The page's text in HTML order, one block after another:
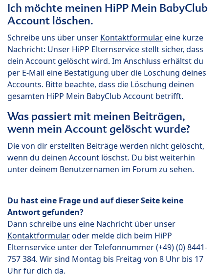
Ich möchte meinen HiPP Mein BabyClub
Account löschen.
Schreibe uns über unser Kontaktformulareine kurze
Nachricht: Unser HiPP Elternservice stellt sicher, dass
dein Account gelöscht wird. Im Anschluss erhältst du
per E-Mail eine Bestätigung über die Löschung deines
Accounts. Bitte beachte, dass die Löschung deinen
gesamten HiPP Mein BabyClub Account betrifft.
Was passiert mit meinen Beiträgen,
wenn mein Account gelöscht wurde?
Die von dir erstellten Beiträge werden nicht gelöscht,
wenn du deinen Account löschst. Du bist weiterhin
unter deinem Benutzernamen im Forum zu sehen.
Du hast eine Frage und auf dieser Seite keine
Antwort gefunden?
Dann schreibe uns eine Nachricht über unser
Kontaktformularoder melde dich beim HiPP
Elternservice unter der Telefonnummer (+49) (0) 8441-
757 384. Wir sind Montag bis Freitag von 8 Uhr bis 17
Uhr für dich da.